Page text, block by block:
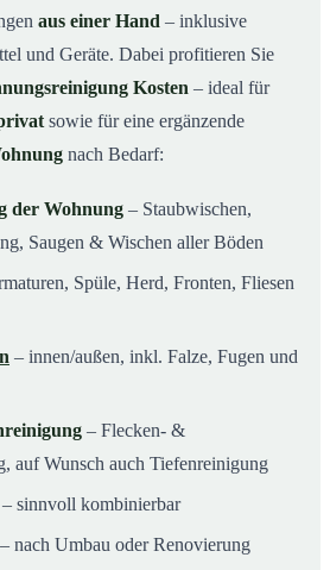
aus einer Hand – inklusive
und Geräte. Dabei profitieren Sie
Kosten – ideal für
sowie für eine ergänzende
nach Bedarf:
der Wohnung – Staubwischen,
Saugen & Wischen aller Böden
Spüle, Herd, Fronten, Fliesen
– innen/außen, inkl. Falze, Fugen und
– Flecken- &
auf Wunsch auch Tiefenreinigung
– sinnvoll kombinierbar
– nach Umbau oder Renovierung